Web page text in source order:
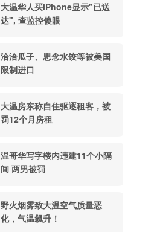
大温华人买iPhone显示"已送
达", 查监控傻眼
洽洽瓜子、思念水饺等被美国
限制进口
大温房东称自住驱逐租客，被
罚12个月房租
温哥华写字楼内违建11个小隔
间 两男被罚
野火烟雾致大温空气质量恶
化，气温飙升！